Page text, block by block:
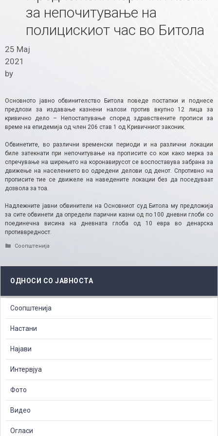
за непочитување на
полицискиот час во Битола
25 Мај
2021
by
Основното јавно обвинителство Битола поведе постапки и поднесе
предлози за издавање казнени налози против вкупно 12 лица за
кривично дело – Непостапување според здравствените прописи за
време на епидемија од член 206 став 1 од Кривичниот законик.
Обвинетите, во различни временски периоди и на различни локации
биле затекнати при непочитување на прописите со кои како мерка за
спречување на ширењето на коронавирусот се воспоставува забрана за
движење на населението во одредени делови од денот. Спротивно на
прописите тие се движеле на наведените локации без да поседуваат
дозвола за тоа.
Надлежните јавни обвинители на Основниот суд Битола му предложија
за сите обвинети да определи парични казни од по 100 дневни глоби со
поединечна висина на дневната глоба од 10 евра во денарска
противвредност.​
Categories
Соопштенија
ОДНОСИ СО ЈАВНОСТА
Соопштенија
Настани
Најави
Интервјуа
Фото
Видео
Огласи